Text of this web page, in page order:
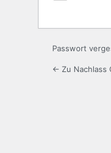
Passwort
← Zu Nachlass